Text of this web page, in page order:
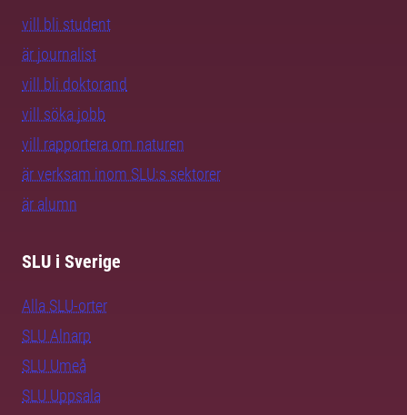
vill bli student
är journalist
vill bli doktorand
vill söka jobb
vill rapportera om naturen
är verksam inom SLU:s sektorer
är alumn
SLU i Sverige
Alla SLU-orter
SLU Alnarp
SLU Umeå
SLU Uppsala